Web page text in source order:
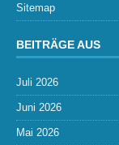
Sitemap
BEITRÄGE AUS
Juli 2026
Juni 2026
Mai 2026